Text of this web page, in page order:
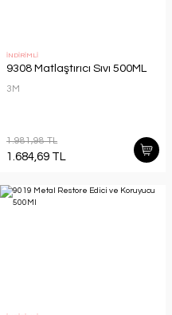
İNDİRİMLİ
9308 Matlaştırıcı Sıvı 500ML
3M
1.981,98 TL
1.684,69 TL